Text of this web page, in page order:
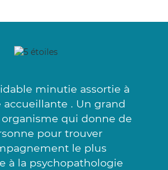
minutie assortie à
. Un grand
qui donne de
pour trouver
le plus
à la psychopathologie